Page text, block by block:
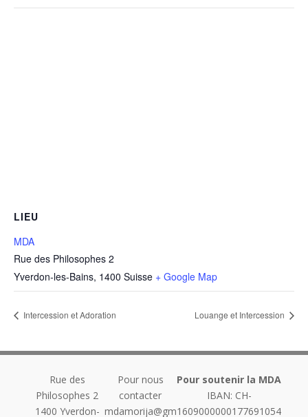
LIEU
MDA
Rue des Philosophes 2
Yverdon-les-Bains, 1400 Suisse + Google Map
Intercession et Adoration Louange et Intercession
Rue des
Philosophes 2
1400 Yverdon-
Pour nous
contacter
mdamorija@gm
Pour soutenir la MDA
IBAN: CH-
1609000000177691054